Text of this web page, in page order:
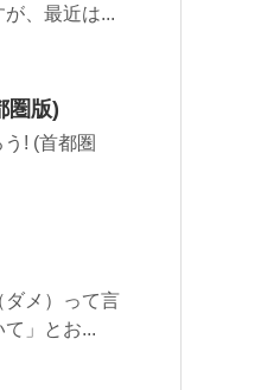
、最近は...
圏版)
! (首都圏
ダメ）って言
」とお...